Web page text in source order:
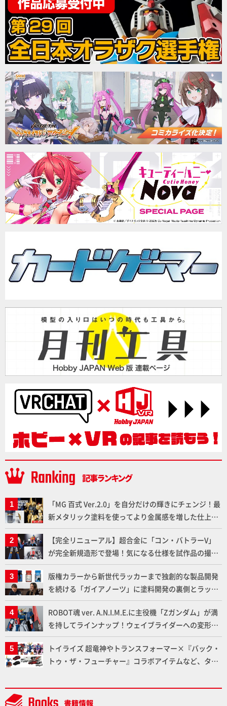
「MG 百式 Ver.2.0」を自分だけの輝きにチェンジ！最
新メタリック塗料を使ってより金属感を増した仕上が
りに!!【試し読み】
【完全リニューアル】超合金に「コン・バトラーV」
が完全新規造形で登場！気になる仕様を試作品の撮り
下ろしでご紹介!!さらに「大鉄人17」＆「ワンエイ
ト」セット情報もお届け！【超合金の魂】
版権カラーから新世代ラッカーまで独創的な製品開発
を続ける「ガイアノーツ」に塗料開発の裏側とラッカ
ー塗料の未来についてインタビュー！
ROBOT魂 ver. A.N.I.M.E.に主役機「Zガンダム」が満
を持してラインナップ！ウェイブライダーへの変形、
劇中どおりのプロポーションを再現【機動戦士Zガン
ダム】
トイライズ 超竜神やトランスフォーマー×『バック・
トゥ・ザ・フューチャー』コラボアイテムなど、タカ
NEWITEM】